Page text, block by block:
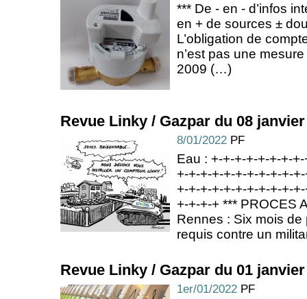
*** De - en - d’infos
en + de sources ±
L’obligation de
n’est pas une
2009 (…)
Revue Linky / Gazpar du 08 janvier
8/01/2022 PF
Eau : +-+-+-+-+-+-+-
+-+-+-+-+-+-+-+-+-+-
+-+-+-+-+-+-+-+-+-+-
+-+-+-+ *** PROCES
Rennes : Six mois
requis contre un
Revue Linky / Gazpar du 01 janvier
1er/01/2022 PF